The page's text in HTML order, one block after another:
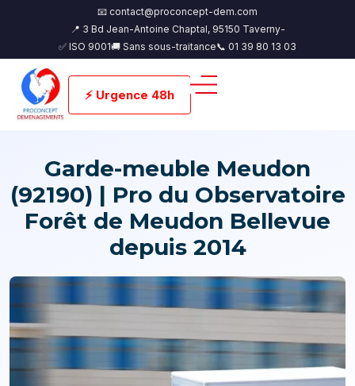
📧 contact@proconcept-dem.com
📍 3 Bd Jean-Antoine Chaptal, 95150 Taverny-
✅ ISO 9001🚚 Sans sous-traitance📞 01 39 80 13 03
⚡ Urgence 48h
Garde-meuble Meudon
(92190) | Pro du Observatoire
Forêt de Meudon Bellevue
depuis 2014